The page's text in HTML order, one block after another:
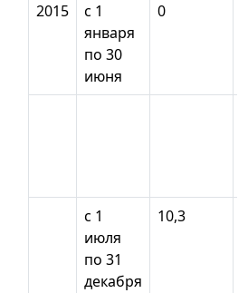
2015
с 1
января
по 30
июня
0
с 1
июля
по 31
декабря
10,3